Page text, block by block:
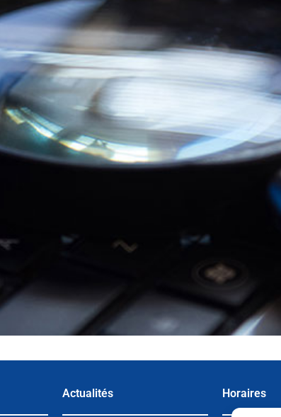
Actualités Horaires